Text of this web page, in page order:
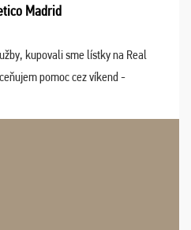
Madrid
kupovali sme lístky na Real
pomoc cez víkend -
dobré, štadión Barnabéu ...